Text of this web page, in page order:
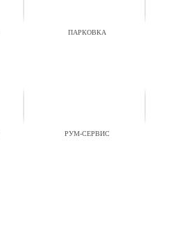
ПАРКОВКА
РУМ-СЕРВИС